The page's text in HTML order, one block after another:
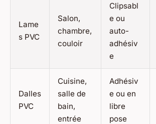
Lame
s PVC
Salon,
chambre,
couloir
Clipsabl
e ou
auto-
adhésiv
e
Dalles
PVC
Cuisine,
salle de
bain,
entrée
Adhésiv
e ou en
libre
pose